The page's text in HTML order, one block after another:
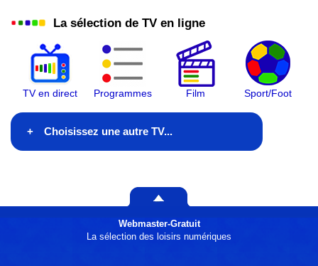
La sélection de TV en ligne
TV en direct Programmes Film Sport/Foot
Choisissez une autre TV...
Ce soir à la télé
Généralistes
Webmaster-Gratuit
La sélection des loisirs numériques